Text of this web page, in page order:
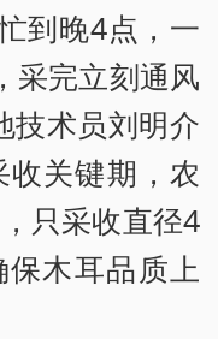
到晚4点，一
采完立刻通风
技术员刘明介
关键期，农
只采收直径4
木耳品质上